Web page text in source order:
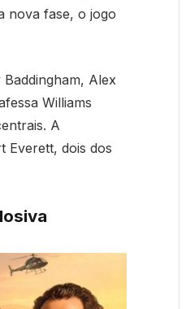
nova fase, o jogo
Alex
Williams
A
Everett, dois dos